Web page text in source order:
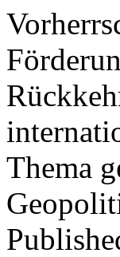
Thema